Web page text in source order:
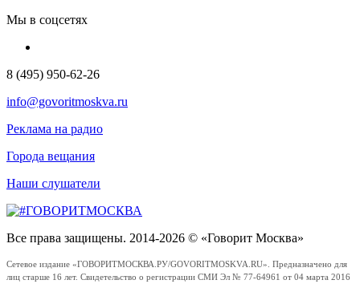
Мы в соцсетях
8 (495) 950-62-26
info@govoritmoskva.ru
Реклама на радио
Города вещания
Наши слушатели
Все права защищены. 2014-2026 © «Говорит Москва»
Сетевое издание «ГОВОРИТМОСКВА.РУ/GOVORITMOSKVA.RU». Предназначено для
лиц старше 16 лет. Свидетельство о регистрации СМИ Эл № 77-64961 от 04 марта 2016